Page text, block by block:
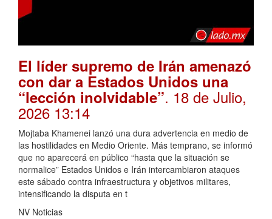
El líder supremo de Irán amenazó
con dar a Estados Unidos una
“lección inolvidable”. 18 de Julio,
2026 13:14
Mojtaba Khamenei lanzó una dura advertencia en medio de
las hostilidades en Medio Oriente. Más temprano, se informó
que no aparecerá en público “hasta que la situación se
normalice” Estados Unidos e Irán intercambiaron ataques
este sábado contra infraestructura y objetivos militares,
intensificando la disputa en t
NV Noticias